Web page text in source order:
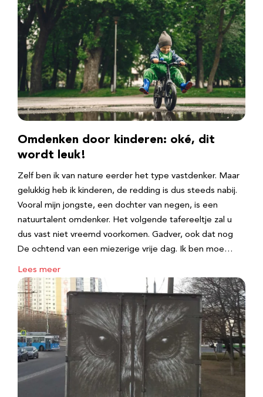
Omdenken door kinderen: oké, dit
wordt leuk!
Zelf ben ik van nature eerder het type vastdenker. Maar
gelukkig heb ik kinderen, de redding is dus steeds nabij.
Vooral mijn jongste, een dochter van negen, is een
natuurtalent omdenker. Het volgende tafereeltje zal u
dus vast niet vreemd voorkomen. Gadver, ook dat nog
De ochtend van een miezerige vrije dag. Ik ben moe…
Lees meer